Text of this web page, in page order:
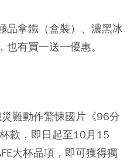
品拿鐵（盒裝）、濃黑冰
有買一送一優惠。
災難動作驚悚國片《96分
款，即日起至10月15
大杯品項，即可獲得獨